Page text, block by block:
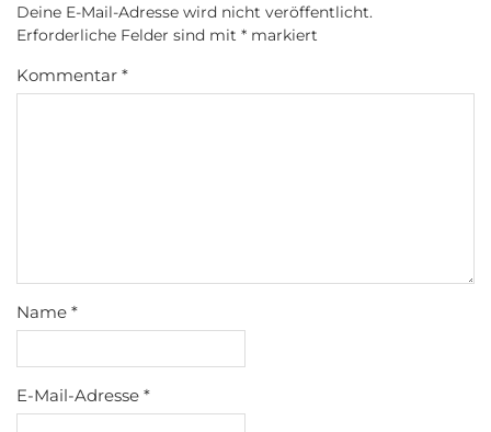
Deine E-Mail-Adresse wird nicht veröffentlicht.
Erforderliche Felder sind mit * markiert
Kommentar *
Name *
E-Mail-Adresse *